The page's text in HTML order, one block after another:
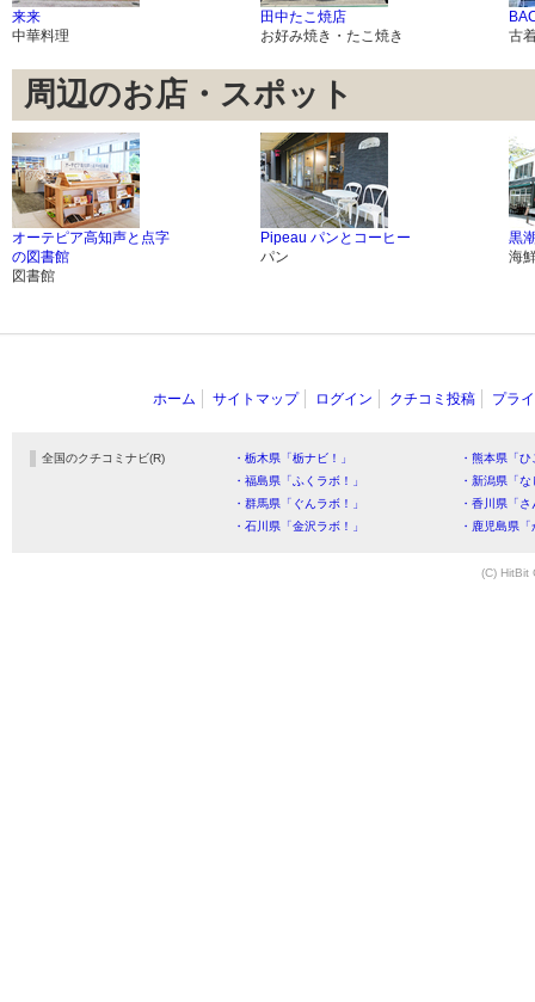
来来
中華料理
田中たこ焼店
お好み焼き・たこ焼き
古
周辺のお店・スポット
オーテピア高知声と点字
の図書館
図書館
Pipeau パンとコーヒー
パン
黒
海
ホーム サイトマップ ログイン クチコミ投稿 プラ
全国のクチコミナビ(R) ・栃木県「栃ナビ！」
・熊本県「
・福島県「ふくラボ！」
・新潟県「
・群馬県「ぐんラボ！」
・香川県「
・石川県「金沢ラボ！」
・鹿児島県
(C) HitBit